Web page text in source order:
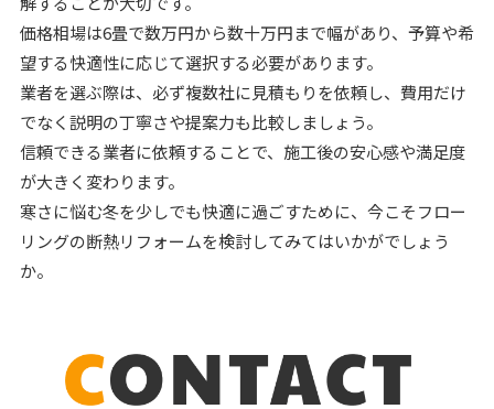
価格相場は6畳で数万円から数十万円まで幅があり、予算や希
望する快適性に応じて選択する必要があります。
業者を選ぶ際は、必ず複数社に見積もりを依頼し、費用だけ
でなく説明の丁寧さや提案力も比較しましょう。
信頼できる業者に依頼することで、施工後の安心感や満足度
が大きく変わります。
寒さに悩む冬を少しでも快適に過ごすために、今こそフロー
リングの断熱リフォームを検討してみてはいかがでしょう
か。